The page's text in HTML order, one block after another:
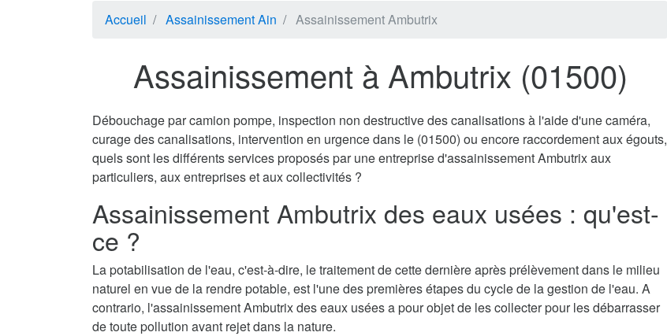
Accueil Assainissement Ain Assainissement Ambutrix
Assainissement à Ambutrix (01500)
Débouchage par camion pompe, inspection non destructive des canalisations à l'aide d'une caméra,
curage des canalisations, intervention en urgence dans le (01500) ou encore raccordement aux égouts,
quels sont les différents services proposés par une entreprise d'assainissement Ambutrix aux
particuliers, aux entreprises et aux collectivités ?
Assainissement Ambutrix des eaux usées : qu'est-
ce ?
La potabilisation de l'eau, c'est-à-dire, le traitement de cette dernière après prélèvement dans le milieu
naturel en vue de la rendre potable, est l'une des premières étapes du cycle de la gestion de l'eau. A
contrario, l'assainissement Ambutrix des eaux usées a pour objet de les collecter pour les débarrasser
de toute pollution avant rejet dans la nature.